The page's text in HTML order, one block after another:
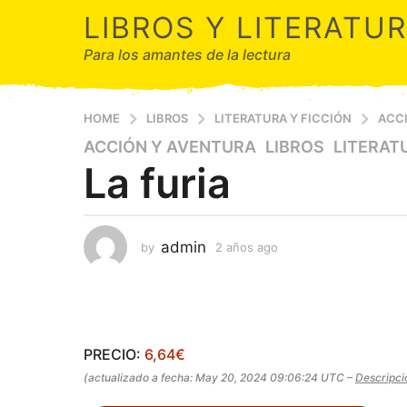
LIBROS Y
Para los amantes de la lectura
HOME LIBROS LITERATURA Y FICCIÓN
2
a
ñ
s
a
ñ
o
ACCIÓN Y AVENTURA ,LIBROS ,
La furia
by admin 2 años ago
PRECIO: 6,64€
(actualizado a fecha: May 20, 2024 09:06:24 UTC –